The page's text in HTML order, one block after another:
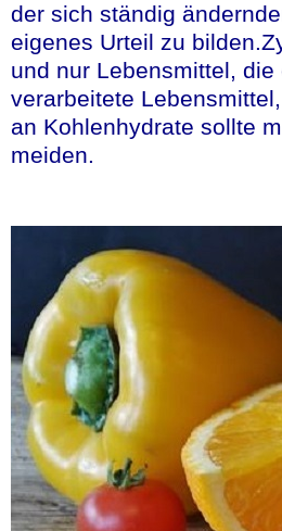
der sich ständig
eigenes Urteil zu
und nur Lebensmittel,
verarbeitete
an Kohlenhydrate sollte
meiden.